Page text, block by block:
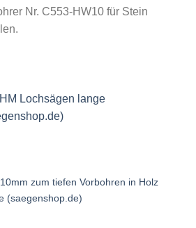
Nr. C553-HW10 für Stein
Lochsägen lange
zum tiefen Vorbohren in Holz
(saegenshop.de)